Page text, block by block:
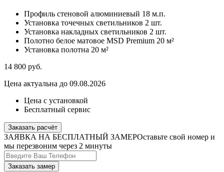
Профиль стеновой алюминиевый 18 м.п.
Установка точечных светильников 2 шт.
Установка накладных светильников 2 шт.
Полотно белое матовое MSD Premium 20 м²
Установка полотна 20 м²
14 800 руб.
Цена актуальна до 09.08.2026
Цена с установкой
Бесплатный сервис
Заказать расчёт
ЗАЯВКА НА БЕСПЛАТНЫЙ ЗАМЕРОставьте свой номер и
мы перезвоним через 2 минуты